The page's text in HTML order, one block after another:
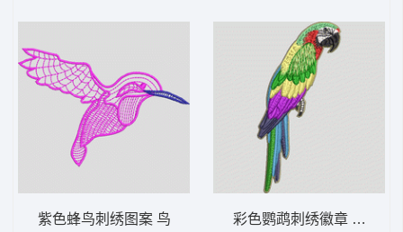
紫色蜂鸟刺绣图案 鸟 彩色鹦鹉刺绣徽章 鸟 鹦鹉